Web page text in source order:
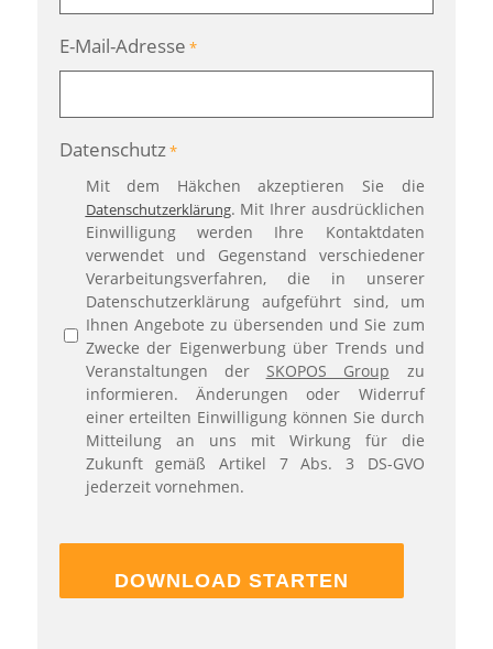
E-Mail-Adresse *
Datenschutz*
Mit dem Häkchen akzeptieren Sie die
Datenschutzerklärung. Mit Ihrer ausdrücklichen
Einwilligung werden Ihre Kontaktdaten
verwendet und Gegenstand verschiedener
Verarbeitungsverfahren, die in unserer
Datenschutzerklärung aufgeführt sind, um
Ihnen Angebote zu übersenden und Sie zum
Zwecke der Eigenwerbung über Trends und
Veranstaltungen der SKOPOS Group zu
informieren. Änderungen oder Widerruf
einer erteilten Einwilligung können Sie durch
Mitteilung an uns mit Wirkung für die
Zukunft gemäß Artikel 7 Abs. 3 DS-GVO
jederzeit vornehmen.